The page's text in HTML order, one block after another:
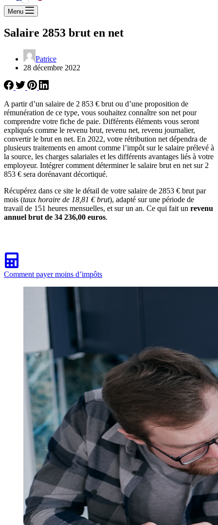
Menu
Salaire 2853 brut en net
Patrice
28 décembre 2022
A partir d’un salaire de 2 853 € brut ou d’une proposition de
rémunération de ce type, vous souhaitez connaître son net pour
comprendre votre fiche de paie. Différents éléments vous seront
expliqués comme le revenu brut, revenu net, revenu journalier,
convertir le brut en net. En 2022, votre rétribution net dépendra de
plusieurs traitements en amont comme l’impôt sur le salaire prélevé à
la source, les charges salariales et les différents avantages liés à votre
employeur. Intégrer comment déterminer le salaire brut en net sur 2
853 € sera dorénavant décortiqué.
Récupérez dans ce site le détail de votre salaire de 2853 € brut par
mois (taux horaire de 18,81 € brut), adapté sur une période de
travail de 151 heures mensuelles, et sur un an. Ce qui fait un revenu
annuel brut de 34 236,00 euros.
Comment payer moins d’impôts